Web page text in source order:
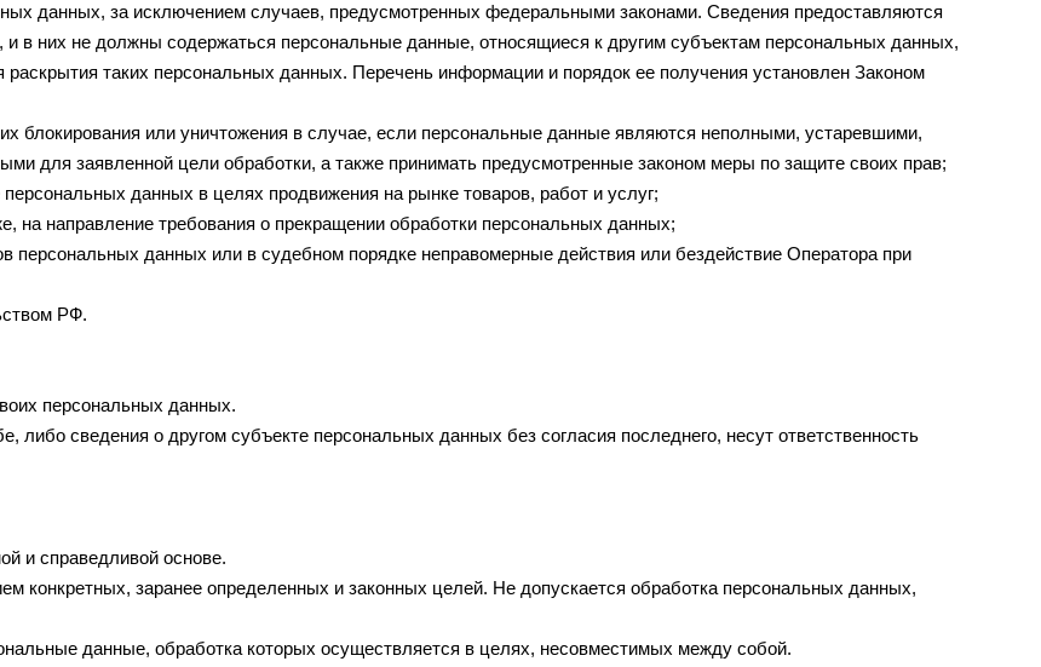
данных, за исключением случаев, предусмотренных федеральными законами. Сведения предоставляются
в них не должны содержаться персональные данные, относящиеся к другим субъектам персональных данных,
таких персональных данных. Перечень информации и порядок ее получения установлен Законом
блокирования или уничтожения в случае, если персональные данные являются неполными, устаревшими,
для заявленной цели обработки, а также принимать предусмотренные законом меры по защите своих прав;
данных в целях продвижения на рынке товаров, работ и услуг;
на направление требования о прекращении обработки персональных данных;
персональных данных или в судебном порядке неправомерные действия или бездействие Оператора при
РФ.
персональных данных.
сведения о другом субъекте персональных данных без согласия последнего, несут ответственность
и справедливой основе.
конкретных, заранее определенных и законных целей. Не допускается обработка персональных данных,
данные, обработка которых осуществляется в целях, несовместимых между собой.